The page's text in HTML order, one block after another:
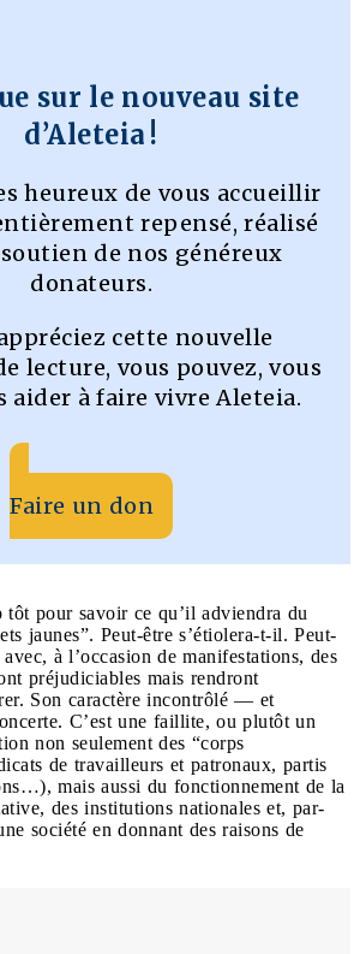
sur le nouveau site
d’Aleteia !
heureux de vous accueillir
repensé, réalisé
de nos généreux
donateurs.
cette nouvelle
lecture, vous pouvez, vous
aider à faire vivre Aleteia.
Faire un don
tôt pour savoir ce qu’il adviendra du
jaunes”. Peut-être s’étiolera-t-il. Peut-
à l’occasion de manifestations, des
préjudiciables mais rendront
Son caractère incontrôlé — et
C’est une faillite, ou plutôt un
non seulement des “corps
de travailleurs et patronaux, partis
mais aussi du fonctionnement de la
des institutions nationales et, par-
société en donnant des raisons de